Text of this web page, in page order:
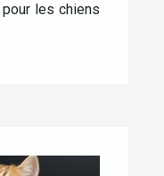
les chiens